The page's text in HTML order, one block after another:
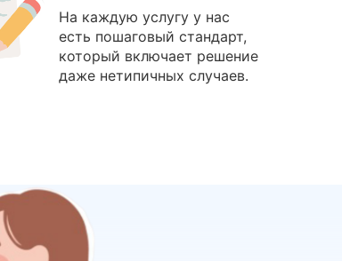
На каждую услугу у нас
есть пошаговый стандарт,
который включает решение
даже нетипичных случаев.